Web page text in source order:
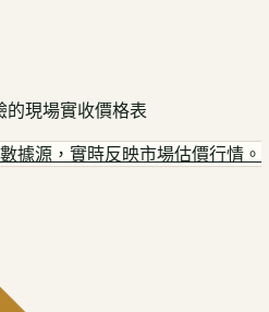
現場實收價格表
據源，實時反映市場估價行情。